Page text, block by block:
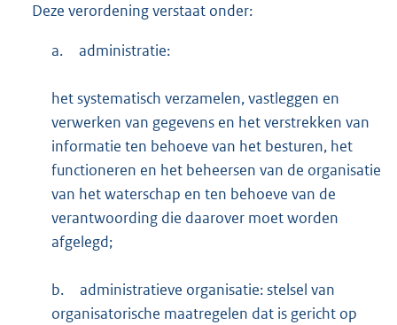
Deze verordening verstaat onder:
a. administratie:
het systematisch verzamelen, vastleggen en
verwerken van gegevens en het verstrekken van
informatie ten behoeve van het besturen, het
functioneren en het beheersen van de organisatie
van het waterschap en ten behoeve van de
verantwoording die daarover moet worden
afgelegd;
b.
administratieve organisatie: stelsel van
organisatorische maatregelen dat is gericht op